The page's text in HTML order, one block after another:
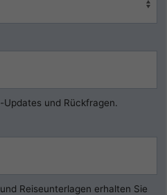
und Rückfragen.
Reiseunterlagen erhalten Sie